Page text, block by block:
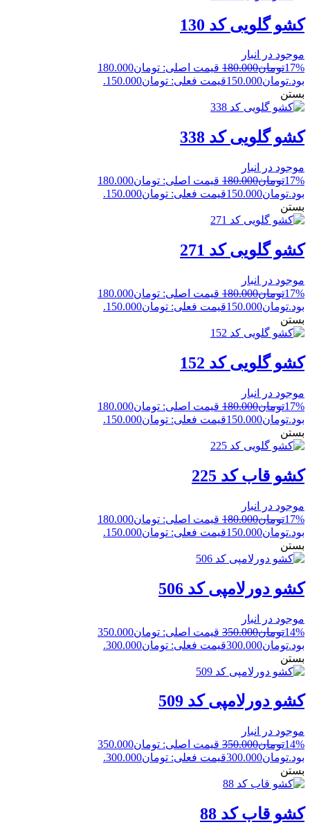
کشو گلویی کد 130
موجود در انبار
17%تومان180.000
قیمت اصلی: تومان180.000
بود.تومان150.000قیمت فعلی: تومان150.000.
بستن
کشو گلویی کد 338
موجود در انبار
17%تومان180.000
قیمت اصلی: تومان180.000
بود.تومان150.000قیمت فعلی: تومان150.000.
بستن
کشو گلویی کد 271
موجود در انبار
17%تومان180.000
قیمت اصلی: تومان180.000
بود.تومان150.000قیمت فعلی: تومان150.000.
بستن
کشو گلویی کد 152
موجود در انبار
17%تومان180.000
قیمت اصلی: تومان180.000
بود.تومان150.000قیمت فعلی: تومان150.000.
بستن
کشو قاب کد 225
موجود در انبار
17%تومان180.000
قیمت اصلی: تومان180.000
بود.تومان150.000قیمت فعلی: تومان150.000.
بستن
کشو دورلامپی کد 506
موجود در انبار
14%تومان350.000
قیمت اصلی: تومان350.000
بود.تومان300.000قیمت فعلی: تومان300.000.
بستن
کشو دورلامپی کد 509
موجود در انبار
14%تومان350.000
قیمت اصلی: تومان350.000
بود.تومان300.000قیمت فعلی: تومان300.000.
بستن
کشو قاب کد 88